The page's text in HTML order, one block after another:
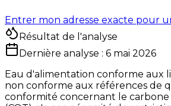
Entrer mon adresse exacte pour
Résultat de l'analyse
Dernière analyse : 6 mai 2026
Eau d'alimentation conforme aux
non conforme aux références de
conformité concernant le carbone